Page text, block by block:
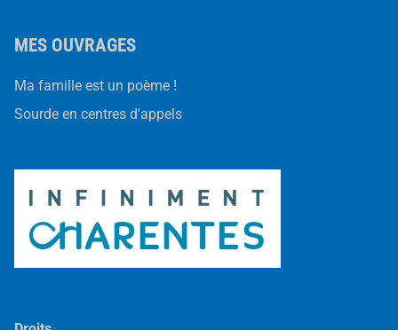
MES OUVRAGES
Ma famille est un poème !
Sourde en centres d'appels